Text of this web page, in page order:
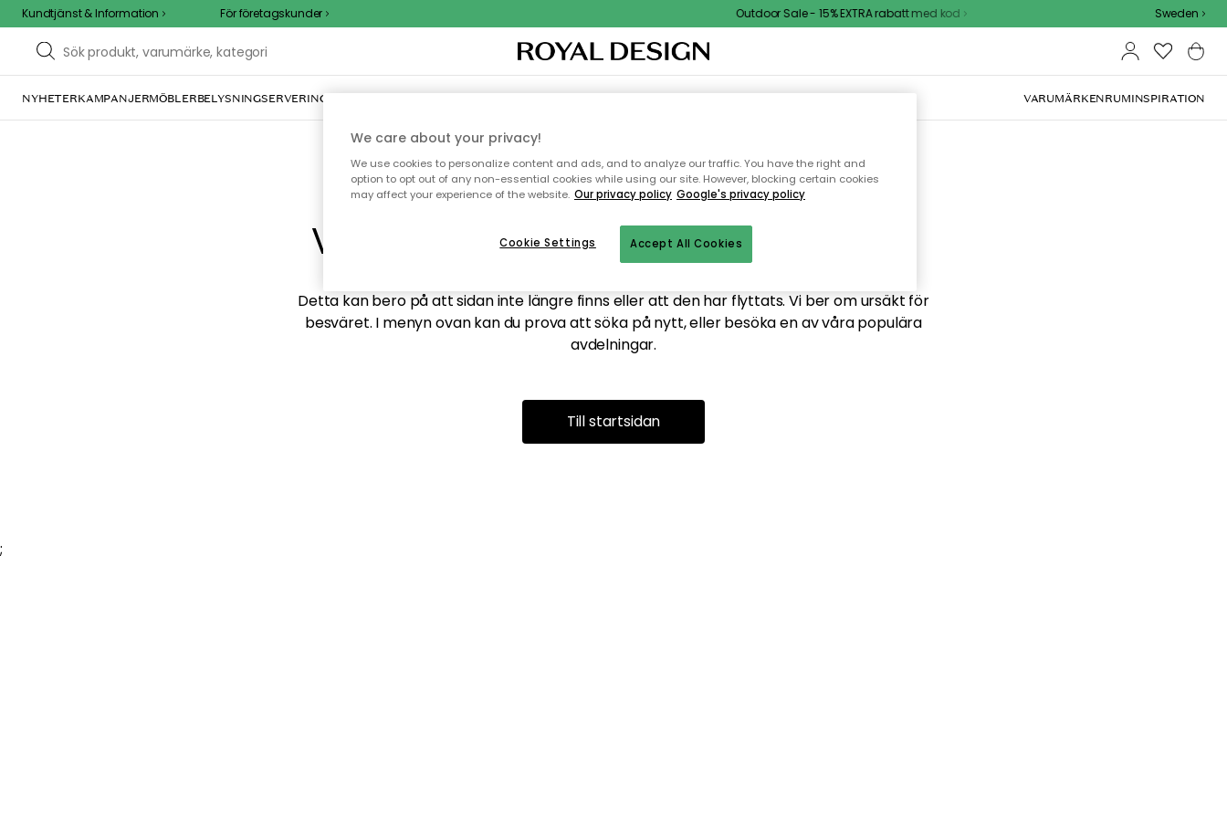
Kundtjänst & Information För företagskunder Outdoor Sale - 15% EXTRA rabatt med kod Sweden
NYHETERKAMPANJERMÖBLERBELYSNINGSERVERING INREDNINGTEXTIL & MATTORKÖKETFÖRVARINGUTEMÖBLER VARUMÄRKENRUMINSPIRATION
Vi hittar tyvärr inte sidan du söker
Detta kan bero på att sidan inte längre finns eller att den har flyttats. Vi ber om ursäkt för
besväret. I menyn ovan kan du prova att söka på nytt, eller besöka en av våra populära
avdelningar.
Till startsidan
;
We care about your privacy!
We use cookies to personalize content and ads, and to analyze our traffic. You have the right and
option to opt out of any non-essential cookies while using our site. However, blocking certain cookies
may affect your experience of the website. Our privacy policy Google's privacy policy
Accept All Cookies
Cookie Settings